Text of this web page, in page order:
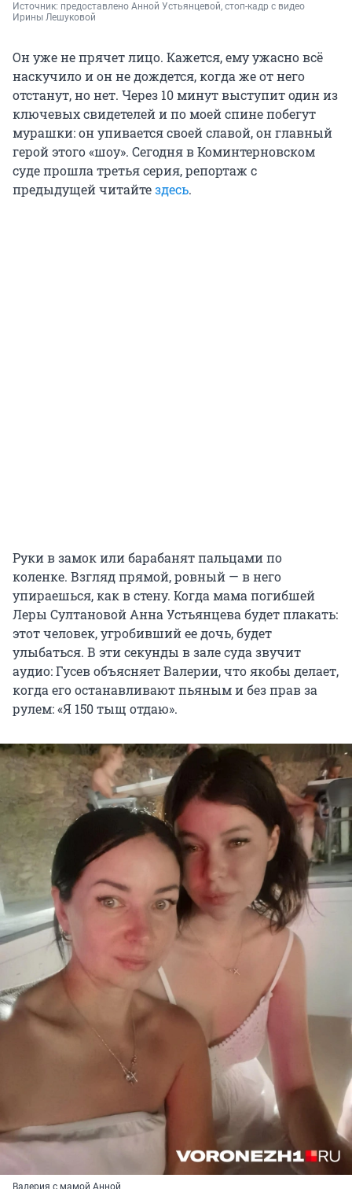
Источник: предоставлено Анной Устьянцевой, стоп-кадр с видео
Ирины Лешуковой
Он уже не прячет лицо. Кажется, ему ужасно всё
наскучило и он не дождется, когда же от него
отстанут, но нет. Через 10 минут выступит один из
ключевых свидетелей и по моей спине побегут
мурашки: он упивается своей славой, он главный
герой этого «шоу». Сегодня в Коминтерновском
суде прошла третья серия, репортаж с
предыдущей читайтездесь.
Руки в замок или барабанят пальцами по
коленке. Взгляд прямой, ровный — в него
упираешься, как в стену. Когда мама погибшей
Леры Султановой Анна Устьянцева будет плакать:
этот человек, угробивший ее дочь, будет
улыбаться. В эти секунды в зале суда звучит
аудио: Гусев объясняет Валерии, что якобы делает,
когда его останавливают пьяным и без прав за
рулем: «Я 150 тыщ отдаю».